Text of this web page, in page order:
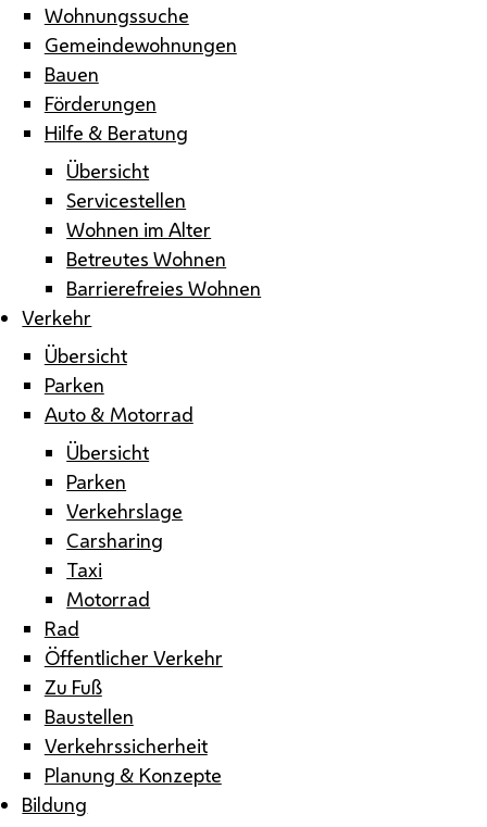
Wohnungssuche
Gemeindewohnungen
Bauen
Förderungen
Hilfe & Beratung
Übersicht
Servicestellen
Wohnen im Alter
Betreutes Wohnen
Barrierefreies Wohnen
Verkehr
Übersicht
Parken
Auto & Motorrad
Übersicht
Parken
Verkehrslage
Carsharing
Taxi
Motorrad
Rad
Öffentlicher Verkehr
Zu Fuß
Baustellen
Verkehrssicherheit
Planung & Konzepte
Bildung